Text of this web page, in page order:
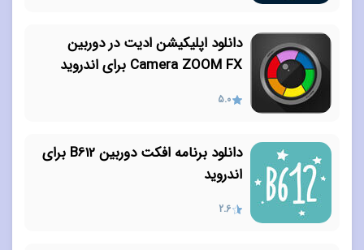
دانلود اپلیکیشن ادیت در دوربین
Camera ZOOM FX برای اندروید
5.0
دانلود برنامه افکت دوربین B612 برای
اندروید
2.6